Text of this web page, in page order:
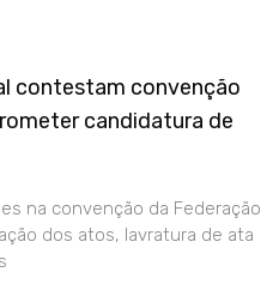
contestam convenção
candidatura de
na convenção da Federação
dos atos, lavratura de ata